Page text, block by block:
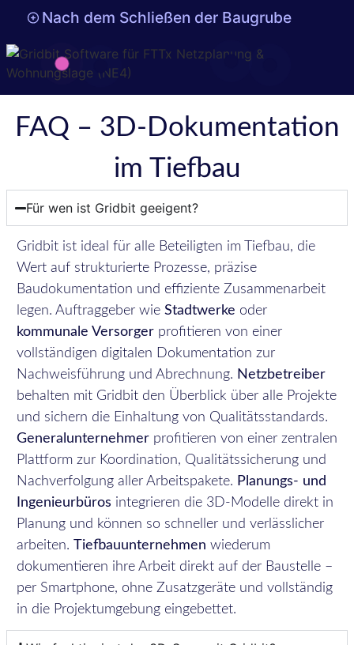
Nach dem Schließen der Baugrube
FAQ – 3D-Dokumentation
im Tiefbau
Für wen ist Gridbit geeigent?
Gridbit ist ideal für alle Beteiligten im Tiefbau, die
Wert auf strukturierte Prozesse, präzise
Baudokumentation und effiziente Zusammenarbeit
legen. Auftraggeber wie Stadtwerke oder
kommunale Versorgerprofitieren von einer
vollständigen digitalen Dokumentation zur
Nachweisführung und Abrechnung. Netzbetreiber
behalten mit Gridbit den Überblick über alle Projekte
und sichern die Einhaltung von Qualitätsstandards.
Generalunternehmerprofitieren von einer zentralen
Plattform zur Koordination, Qualitätssicherung und
Nachverfolgung aller Arbeitspakete. Planungs- und
Ingenieurbüros integrieren die 3D-Modelle direkt in
Planung und können so schneller und verlässlicher
arbeiten. Tiefbauunternehmen wiederum
dokumentieren ihre Arbeit direkt auf der Baustelle –
per Smartphone, ohne Zusatzgeräte und vollständig
in die Projektumgebung eingebettet.